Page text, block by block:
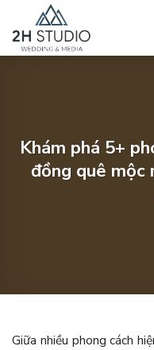
qua
Khám phá 5+
đồng quê mộc
Giữa nhiều phong cách